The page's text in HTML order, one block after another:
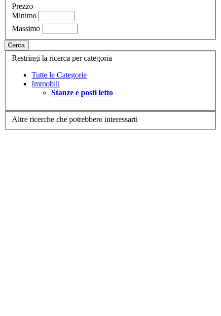
Prezzo
Minimo
Massimo
Cerca
Restringi la ricerca per categoria
Tutte le Categorie
Immobili
Stanze e posti letto
Altre ricerche che potrebbero interessarti